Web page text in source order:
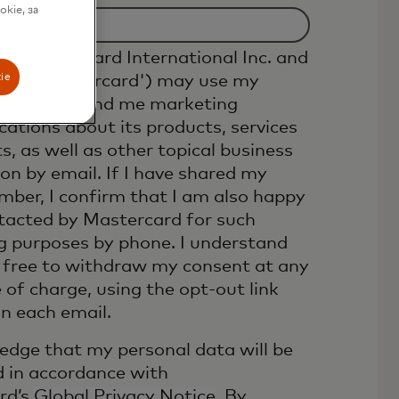
Mastercard International Inc. and
('Mastercard') may use my
to send me marketing
about its products, services
as well as other topical business
by email. If I have shared my
I confirm that I am also happy
by Mastercard for such
purposes by phone. I understand
to withdraw my consent at any
of charge, using the opt-out link
each email.
that my personal data will be
in accordance with
за